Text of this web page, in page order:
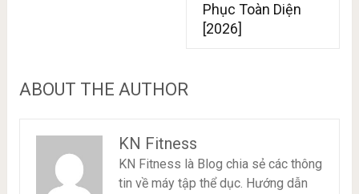
Phục Toàn Diện
[2026]
ABOUT THE AUTHOR
KN Fitness
KN Fitness là Blog chia sẻ các thông
tin về máy tập thể dục. Hướng dẫn